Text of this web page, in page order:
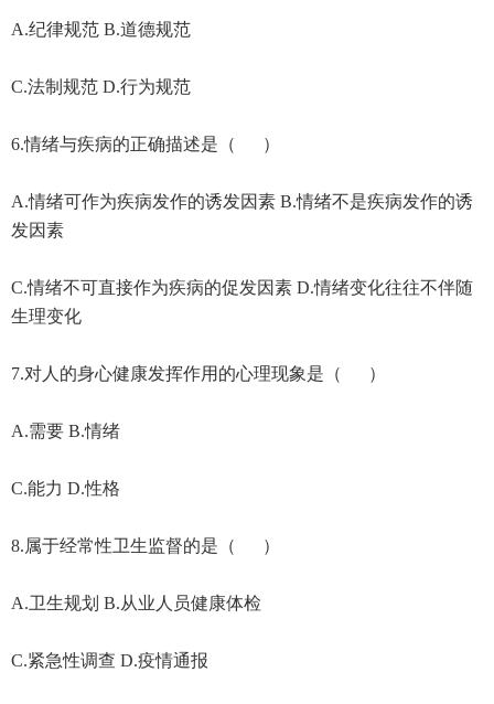
A.纪律规范 B.道德规范
C.法制规范 D.行为规范
6.情绪与疾病的正确描述是（ ）
A.情绪可作为疾病发作的诱发因素 B.情绪不是疾病发作的诱
发因素
C.情绪不可直接作为疾病的促发因素 D.情绪变化往往不伴随
生理变化
7.对人的身心健康发挥作用的心理现象是（ ）
A.需要 B.情绪
C.能力 D.性格
8.属于经常性卫生监督的是（ ）
A.卫生规划 B.从业人员健康体检
C.紧急性调查 D.疫情通报